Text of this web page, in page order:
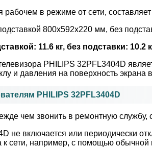
в режиме от сети, составляет
800x592x220 мм, без
11.6 кг, без подставки: 10.2
PHILIPS 32PFL3404D
и давления на поверхность
PHILIPS 32PFL3404D
чем звонить в ремонтную службу,
не включается или периодически
к сети, например, с помощью